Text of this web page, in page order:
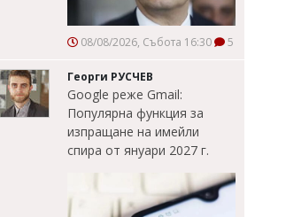
08/08/2026, Събота 16:30 5
Георги РУСЧЕВ
Google реже Gmail:
Популярна функция за
изпращане на имейли
спира от януари 2027 г.